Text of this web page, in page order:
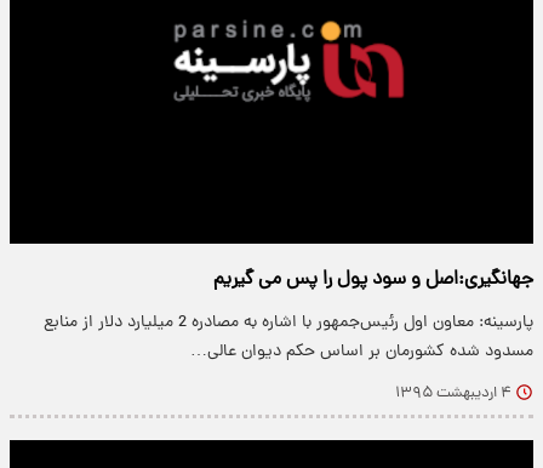
جهانگیری:اصل و سود پول را پس می گیریم
پارسینه: معاون اول رئیس‌جمهور با اشاره به مصادره 2 میلیارد دلار از منابع
مسدود شده کشورمان بر اساس حکم دیوان عالی…
۴ اردیبهشت ۱۳۹۵